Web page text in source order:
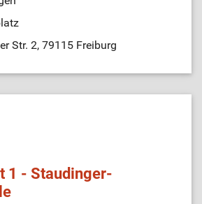
Str. 2, 79115 Freiburg
1 - Staudinger-